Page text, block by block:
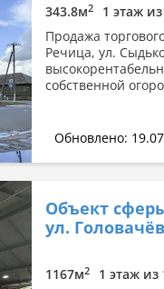
343.8м2 1 этаж из
Продажа
Речица, ул.
собственной
Обновлено:
Объект
ул.
1167м2 1 этаж из